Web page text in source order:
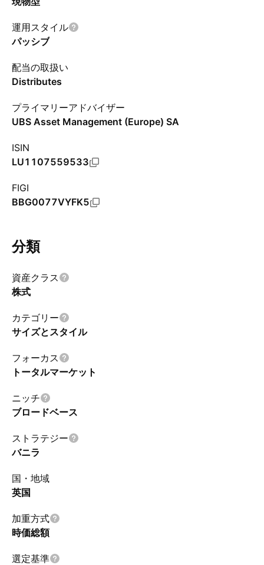
運用スタイル
パッシブ
配当の取扱い
Distributes
プライマリーアドバイザー
UBS Asset Management (Europe) SA
ISIN
LU1107559533
FIGI
BBG0077VYFK5
分類
資産クラス
株式
カテゴリー
サイズとスタイル
フォーカス
トータルマーケット
ニッチ
ブロードベース
ストラテジー
バニラ
国・地域
英国
加重方式
時価総額
選定基準